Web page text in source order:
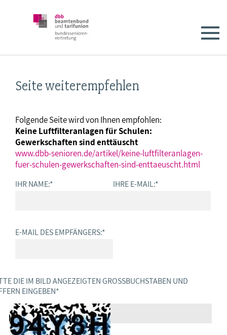
Seite weiterempfehlen
Folgende Seite wird von Ihnen empfohlen:
Keine Luftfilteranlagen für Schulen:
Gewerkschaften sind enttäuscht
www.dbb-senioren.de/artikel/keine-luftfilteranlagen-
fuer-schulen-gewerkschaften-sind-enttaeuscht.html
IHR NAME:* IHRE E-MAIL:*
E-MAIL DES EMPFÄNGERS:*
DIE IM BILD ANGEZEIGTEN GROSSBUCHSTABEN UND Z
EINGEBEN *